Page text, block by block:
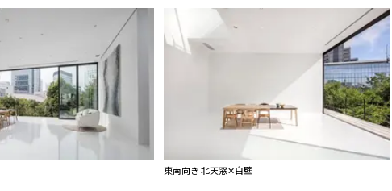
東南向き 北天窓✕白壁